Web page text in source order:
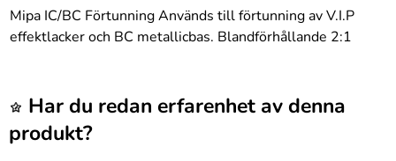
Mipa IC/BC Förtunning Används till förtunning av V.I.P
effektlacker och BC metallicbas. Blandförhållande 2:1
Har du redan erfarenhet av denna
produkt?